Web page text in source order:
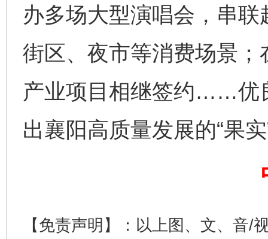
办多场大型演唱会，串
街区、夜市等消费场景
产业项目相继签约……优
出襄阳高质量发展的“果
【免责声明】：以上图、文、音/
揭开“小金库”的免责幌子